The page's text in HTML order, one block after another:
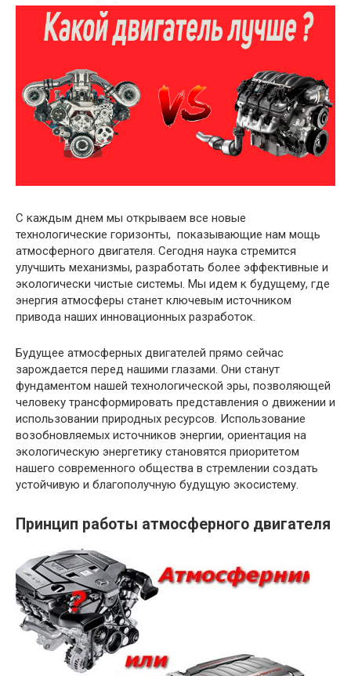
С каждым днем мы открываем все новые
технологические горизонты, показывающие нам мощь
атмосферного двигателя. Сегодня наука стремится
улучшить механизмы, разработать более эффективные и
экологически чистые системы. Мы идем к будущему, где
энергия атмосферы станет ключевым источником
привода наших инновационных разработок.
Будущее атмосферных двигателей прямо сейчас
зарождается перед нашими глазами. Они станут
фундаментом нашей технологической эры, позволяющей
человеку трансформировать представления о движении и
использовании природных ресурсов. Использование
возобновляемых источников энергии, ориентация на
экологическую энергетику становятся приоритетом
нашего современного общества в стремлении создать
устойчивую и благополучную будущую экосистему.
Принцип работы атмосферного двигателя